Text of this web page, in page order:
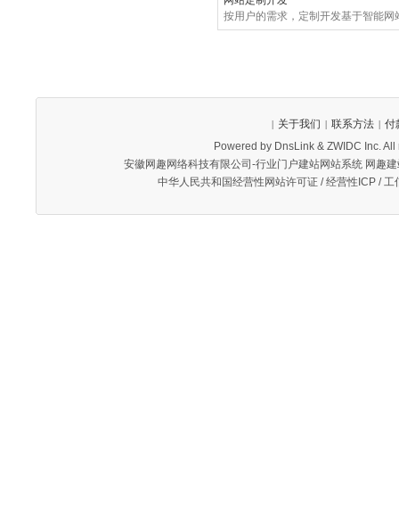
按用户的需求，定制开发基于智能
Powered by DnsLink & ZWIDC Inc.
安徽网趣网络科技有限公司-行业门户建站网站系统 网趣
中华人民共和国经营性网站许可证 / 经营性ICP / 工
| 关于我们 | 联系方法 | 付